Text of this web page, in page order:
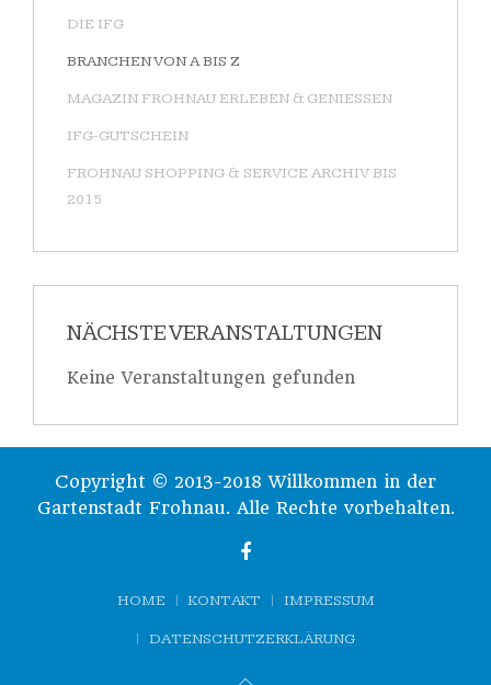
DIE IFG
BRANCHEN VON A BIS Z
MAGAZIN FROHNAU ERLEBEN & GENIESSEN
IFG-GUTSCHEIN
FROHNAU SHOPPING & SERVICE ARCHIV BIS
2015
NÄCHSTE VERANSTALTUNGEN
Keine Veranstaltungen gefunden
Copyright © 2013-2018 Willkommen in der
Gartenstadt Frohnau. Alle Rechte vorbehalten.
HOME KONTAKT IMPRESSUM
DATENSCHUTZERKLÄRUNG